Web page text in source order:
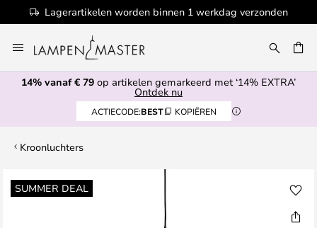
Lagerartikelen worden binnen 1 werkdag verzonden
naar
de
inhoud
14% vanaf € 79 op artikelen gemarkeerd met ‘14% EXTRA’
Ontdek nu
ACTIECODE:BEST KOPIËREN
Kroonluchters
SUMMER DEAL
Ga
naar